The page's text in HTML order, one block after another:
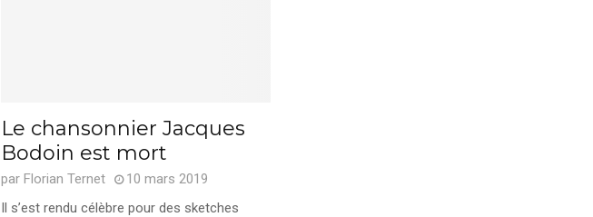
Le chansonnier Jacques
Bodoin est mort
par Florian Ternet
10 mars 2019
Il s’est rendu célèbre pour des sketches